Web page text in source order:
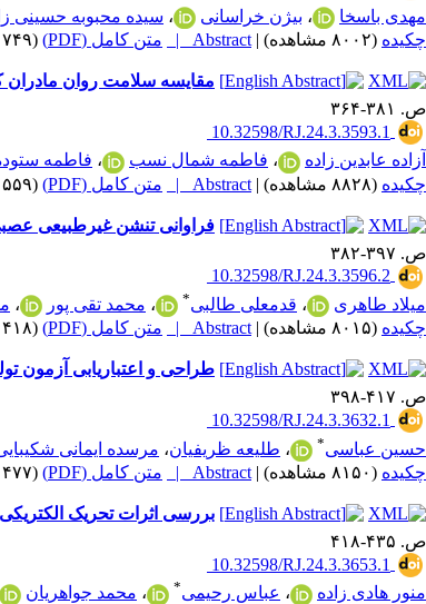
مهدی باسخا
، بیژن خراسانی ، سیده محبوبه حسینی
چکیده (۸۰۰۲ مشاهده) |
Abstract | متن کامل (PDF) (۱۷۴۹ دریافت)
مقایسه سلامت روان مادران
ص. ۳۸۱-۳۶۴
‎ 10.32598/RJ.24.3.3593.1
آزاده عابدین زاده
، فاطمه شمال نسب ، فاطمه ستوده
چکیده (۸۸۲۸ مشاهده) |
Abstract | متن کامل (PDF) (۱۵۵۹ دریافت)
فراوانی تنشن غیر‌طبیعی
ص. ۳۹۷-۳۸۲
‎ 10.32598/RJ.24.3.3596.2
میلاد طاهری
، قدمعلی طالبی* ، محمد تقی پور ،
چکیده (۸۰۱۵ مشاهده) |
Abstract | متن کامل (PDF) (۱۴۱۸ دریافت)
طراحی و اعتباریابی آزمون تولید کلمات
ص. ۴۱۷-۳۹۸
‎ 10.32598/RJ.24.3.3632.1
حسین عباسی* ، طلیعه ظریفیان، مرسده ایمانی
چکیده (۸۱۵۰ مشاهده) |
Abstract | متن کامل (PDF) (۱۴۷۷ دریافت)
بررسی اثرات تحریک
ص. ۴۳۵-۴۱۸
‎ 10.32598/RJ.24.3.3653.1
منور هادی زاده
، عباس رحیمی* ، محمد جواهریان